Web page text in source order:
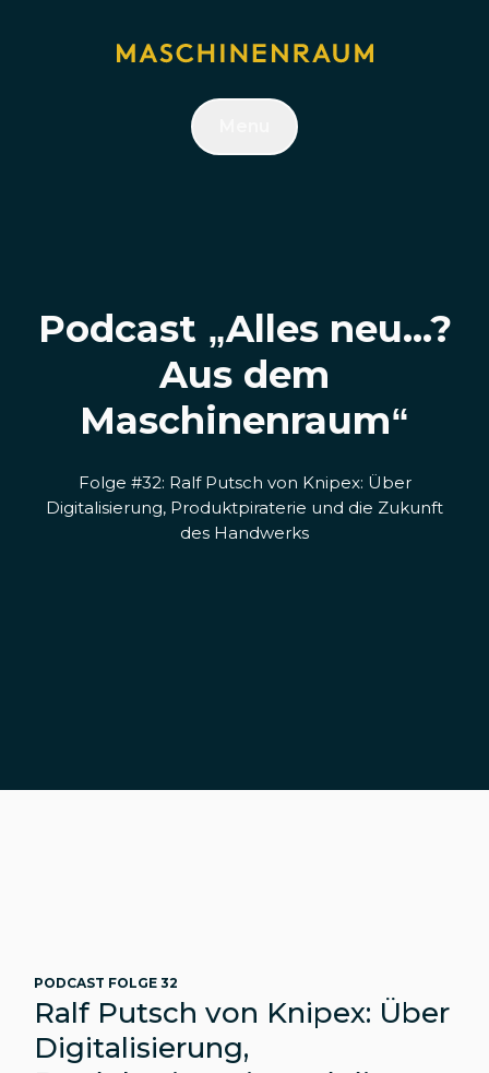
Podcast „Alles neu...?
Aus dem
Maschinenraum“
Folge #32: Ralf Putsch von Knipex: Über
Digitalisierung, Produktpiraterie und die Zukunft
des Handwerks
PODCAST FOLGE 32
Ralf Putsch von Knipex: Über
Digitalisierung,